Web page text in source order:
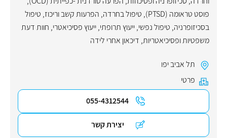
פוסט טראומה (PTSD)
, טיפול בחרדה, הפרעות קשב וריכוז, טיפול
בסכיזופרניה, טיפול נפשי,ייעוץ תרופתי,ייעוץ פסיכיאטרי, חוות דעת
משפטיות ופסיכיאטריות, דיכאון אחרי לידה
תל אביב יפו
פרטי
055-4312544
יצירת קשר